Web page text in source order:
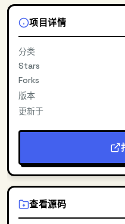
项目详情
分类
Stars
Forks
版本
更新于
查看源码